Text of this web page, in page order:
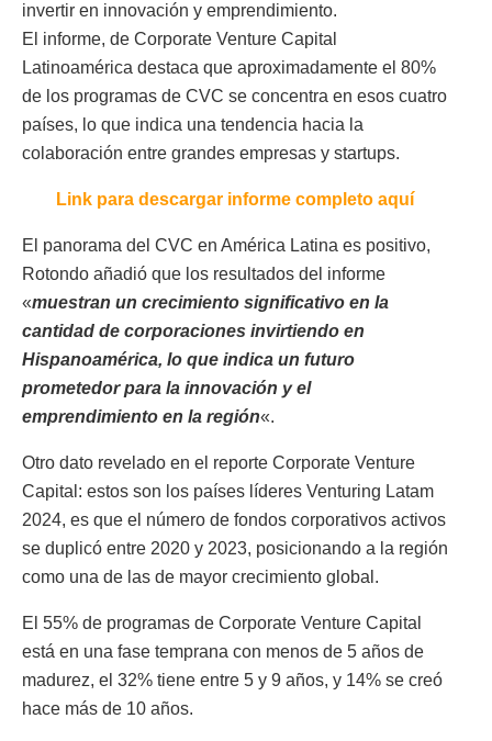
invertir en innovación y emprendimiento.
El informe, de Corporate Venture Capital
Latinoamérica destaca que aproximadamente el 80%
de los programas de CVC se concentra en esos cuatro
países, lo que indica una tendencia hacia la
colaboración entre grandes empresas y startups.
Link para descargar informe completo aquí
El panorama del CVC en América Latina es positivo,
Rotondo añadió que los resultados del informe
«muestran un crecimiento significativo en la
cantidad de corporaciones invirtiendo en
Hispanoamérica, lo que indica un futuro
prometedor para la innovación y el
emprendimiento en la región«.
Otro dato revelado en el reporte Corporate Venture
Capital: estos son los países líderes Venturing Latam
2024, es que el número de fondos corporativos activos
se duplicó entre 2020 y 2023, posicionando a la región
como una de las de mayor crecimiento global.
El 55% de programas de Corporate Venture Capital
está en una fase temprana con menos de 5 años de
madurez, el 32% tiene entre 5 y 9 años, y 14% se creó
hace más de 10 años.